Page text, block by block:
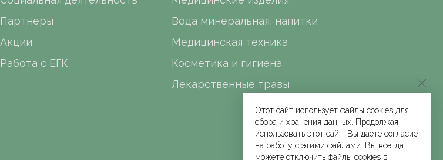
Партнеры
Акции
Работа с ЕГК
Вода минеральная, напитки
Медицинская техника
Косметика и гигиена
Лекарственные травы
Этот сайт использует файлы cookies для
сбора и хранения данных. Продолжая
использовать этот сайт, Вы даете согласие
на работу с этими файлами. Вы всегда
можете отключить файлы cookies в